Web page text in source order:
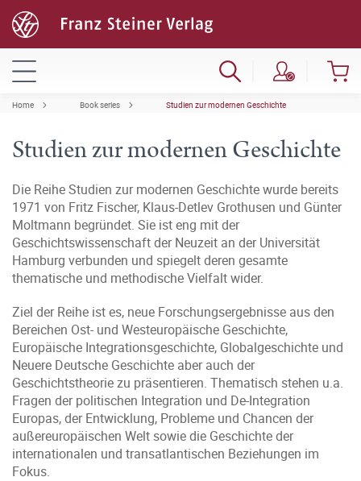
Home Book series Studien zur modernen Geschichte
Studien zur modernen Geschichte
Die Reihe Studien zur modernen Geschichte wurde bereits
1971 von Fritz Fischer, Klaus-Detlev Grothusen und Günter
Moltmann begründet. Sie ist eng mit der
Geschichtswissenschaft der Neuzeit an der Universität
Hamburg verbunden und spiegelt deren gesamte
thematische und methodische Vielfalt wider.
Ziel der Reihe ist es, neue Forschungsergebnisse aus den
Bereichen Ost- und Westeuropäische Geschichte,
Europäische Integrationsgeschichte, Globalgeschichte und
Neuere Deutsche Geschichte aber auch der
Geschichtstheorie zu präsentieren. Thematisch stehen u.a.
Fragen der politischen Integration und De-Integration
Europas, der Entwicklung, Probleme und Chancen der
außereuropäischen Welt sowie die Geschichte der
internationalen und transatlantischen Beziehungen im
Fokus.